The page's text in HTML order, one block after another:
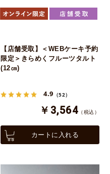
【店舗受取】＜WEBケーキ予約
限定＞きらめくフルーツタルト
(12㎝)
4.9 （52）
￥3,564 （税込）
カートに入れる